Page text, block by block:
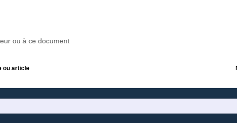
ou à ce document
ou article